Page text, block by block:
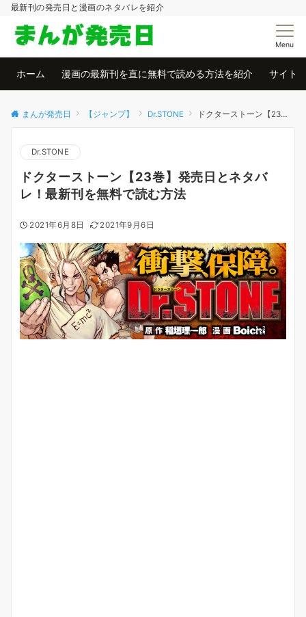
最新刊の発売日と漫画のネタバレを紹介
Menu
ホーム 漫画の最新刊を直に無料で読める方法を紹介 サイト
まんが発売日 【ジャンプ】 Dr.STONE ドクターストーン【23巻】発売日とネタバレ！最新刊を無料で読む方法
Dr.STONE
ドクターストーン【23巻】発売日とネタバ
レ！最新刊を無料で読む方法
2021年6月8日 2021年9月6日